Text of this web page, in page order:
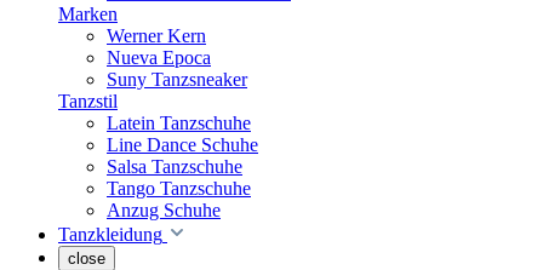
Marken
Werner Kern
Nueva Epoca
Suny Tanzsneaker
Tanzstil
Latein Tanzschuhe
Line Dance Schuhe
Salsa Tanzschuhe
Tango Tanzschuhe
Anzug Schuhe
Tanzkleidung
close